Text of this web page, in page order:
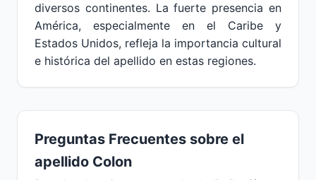
diversos continentes. La fuerte presencia en
América, especialmente en el Caribe y
Estados Unidos, refleja la importancia cultural
e histórica del apellido en estas regiones.
Preguntas Frecuentes sobre el
apellido Colon